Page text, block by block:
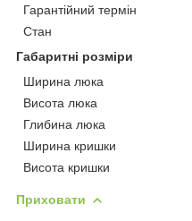
Гарантійний термін
Стан
Габаритні розміри
Ширина люка
Висота люка
Глибина люка
Ширина кришки
Висота кришки
Приховати